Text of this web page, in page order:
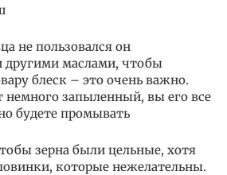
не пользовался он
другими маслами, чтобы
блеск – это очень важно.
немного запыленный, вы его все
будете промывать
зерна были цельные, хотя
которые нежелательны.